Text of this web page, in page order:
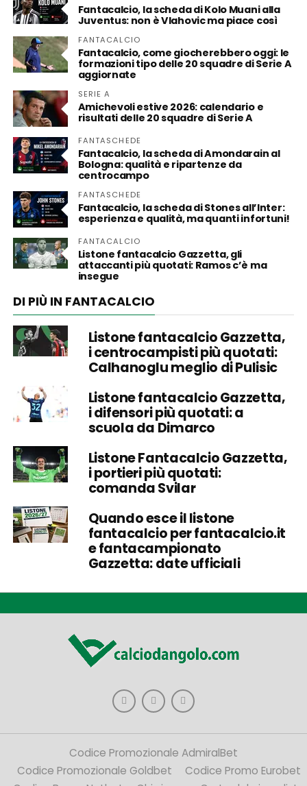
Fantacalcio, la scheda di Kolo Muani alla
Juventus: non è Vlahovic ma piace così
FANTACALCIO
Fantacalcio, come giocherebbero oggi: le
formazioni tipo delle 20 squadre di Serie A
aggiornate
SERIE A
Amichevoli estive 2026: calendario e
risultati delle 20 squadre di Serie A
FANTASCHEDE
Fantacalcio, la scheda di Amondarain al
Bologna: qualità e ripartenze da
centrocampo
FANTASCHEDE
Fantacalcio, la scheda di Stones all’Inter:
esperienza e qualità, ma quanti infortuni!
FANTACALCIO
Listone fantacalcio Gazzetta, gli
attaccanti più quotati: Ramos c’è ma
insegue
DI PIÙ IN FANTACALCIO
Listone fantacalcio Gazzetta,
i centrocampisti più quotati:
Calhanoglu meglio di Pulisic
Listone fantacalcio Gazzetta,
i difensori più quotati: a
scuola da Dimarco
Listone Fantacalcio Gazzetta,
i portieri più quotati:
comanda Svilar
Quando esce il listone
fantacalcio per fantacalcio.it
e fantacampionato
Gazzetta: date ufficiali
Codice Promozionale AdmiralBet
Codice Promozionale Goldbet
Codice Promo Eurobet